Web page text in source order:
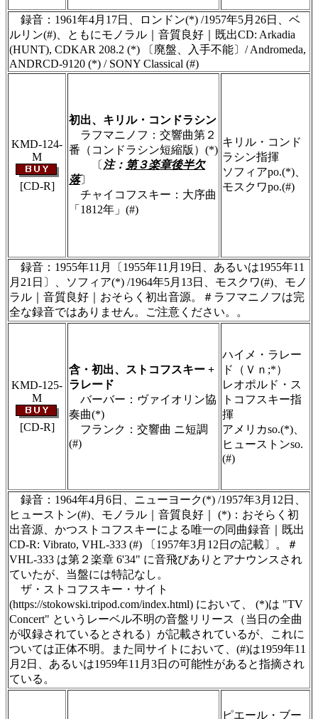
録音：1961年4月17日、ロンドン(*) /1957年5月26日、ベ
ルリン(#)、ともにモノラル｜音質良好｜既出CD: Arkadia
(HUNT), CDKAR 208.2 (*) 〔廃盤、入手不能〕/ Andromeda,
ANDRCD-9120 (*) / SONY Classical (#)
KMD-124-
M
[CD-R]
初出、キリル・コンドラシン
ラフマニノフ：交響曲第２
番（コンドラシン短縮版）(*)
〔 注： 第３楽章後半欠
落〕
チャイコフスキー：大序曲
「1812年」(#)
キリル・コンド
ラシン指揮
ソフィアpo.(*)、
モスクワpo.(#)
録音：1955年11月〔1955年11月19日、あるいは1955年11
月21日〕、ソフィア(*) /1964年5月13日、モスクワ(#)、モノ
ラル｜音質良好｜おそらく初出音源。＃ラフマニノフは完
全な録音ではありません。ご注意ください。。
KMD-125-
M
[CD-R]
含・初出、ストコフスキー +
ラレード
バーバー：ヴァイオリン協
奏曲(*)
フランク：交響曲 ニ短調
(#)
ハイメ・ラレー
ド（Ｖｎ;*）
レオポルド・ス
トコフスキー指
揮
アメリカso.(*)、
ヒューストンso.
(#)
録音：1964年4月6日、ニューヨーク(*) /1957年3月12日、
ヒューストン(#)、モノラル｜音質良好｜ (*)：おそらく初
出音源、かつストコフスキーによる唯一の同曲録音｜既出
CD-R: Vibrato, VHL-333 (#) 〔1957年3月12日の記載〕。＃
VHL-333 は第２楽章 6'34" に音飛びありとアナウンスされ
ていたが、当盤には特記なし。
ザ・ストコフスキー・サイト
(https://stokowski.tripod.com/index.html) において、 (*)は "TV
Concert" というレーベル不明の音盤リリース（当日の全曲
が収録されているとされる）が記載されているが、これに
ついては正体不明。また同サイトにおいて、(#)は1959年11
月2日、あるいは1959年11月3日の可能性があると指摘され
ている。
ピエール・ブー